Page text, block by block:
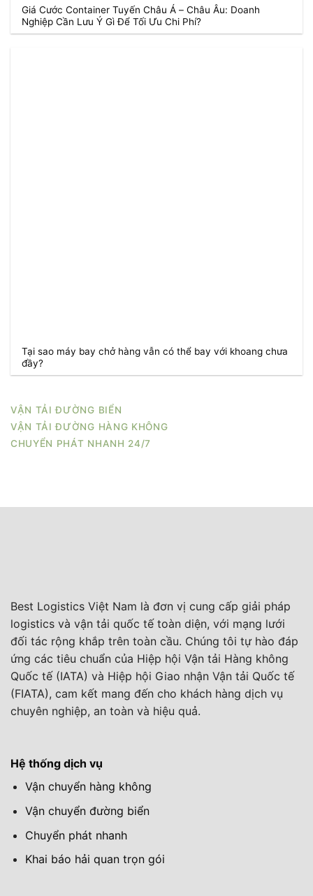
Giá Cước Container Tuyến Châu Á – Châu Âu: Doanh
Nghiệp Cần Lưu Ý Gì Để Tối Ưu Chi Phí?
Tại sao máy bay chở hàng vẫn có thể bay với khoang chưa
đầy?
VẬN TẢI ĐƯỜNG BIỂN
VẬN TẢI ĐƯỜNG HÀNG KHÔNG
CHUYỂN PHÁT NHANH 24/7
Best Logistics Việt Nam là đơn vị cung cấp giải pháp
logistics và vận tải quốc tế toàn diện, với mạng lưới
đối tác rộng khắp trên toàn cầu. Chúng tôi tự hào đáp
ứng các tiêu chuẩn của Hiệp hội Vận tải Hàng không
Quốc tế (IATA) và Hiệp hội Giao nhận Vận tải Quốc tế
(FIATA), cam kết mang đến cho khách hàng dịch vụ
chuyên nghiệp, an toàn và hiệu quả.
Hệ thống dịch vụ
Vận chuyển hàng không
Vận chuyển đường biển
Chuyển phát nhanh
Khai báo hải quan trọn gói